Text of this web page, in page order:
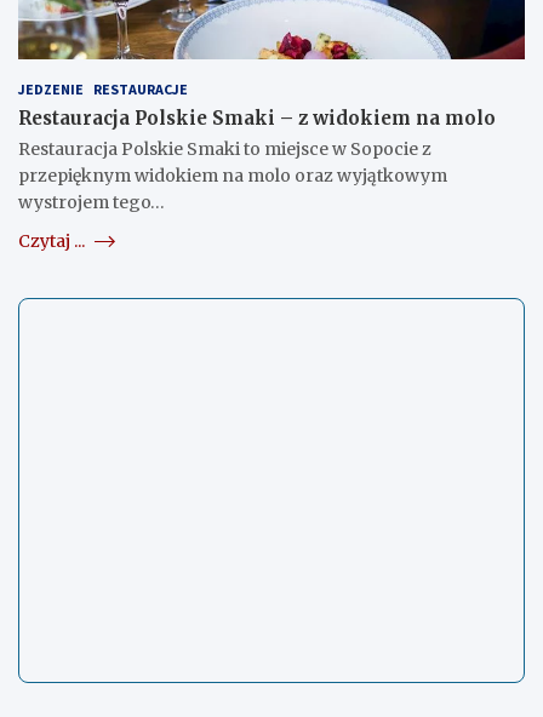
JEDZENIE RESTAURACJE
Restauracja Polskie Smaki – z widokiem na molo
Restauracja Polskie Smaki to miejsce w Sopocie z
przepięknym widokiem na molo oraz wyjątkowym
wystrojem tego…
Czytaj ...